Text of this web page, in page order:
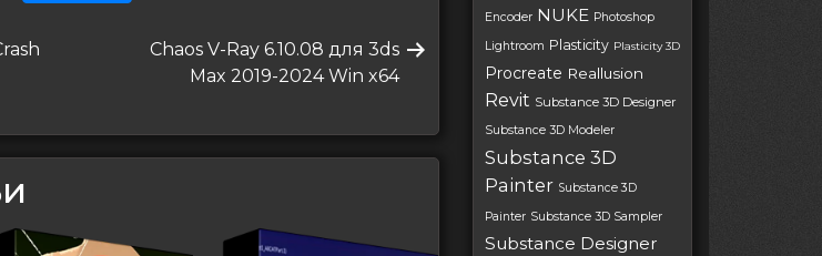
Следующая
запись
Chaos V-Ray 6.10.08 для 3ds
Max 2019-2024 Win x64
Encoder NUKE Photoshop
Lightroom Plasticity Plasticity 3D
Procreate Reallusion
Revit Substance 3D Designer
Substance 3D Modeler
Substance 3D
Painter Substance 3D
Painter Substance 3D Sampler
Substance Designer